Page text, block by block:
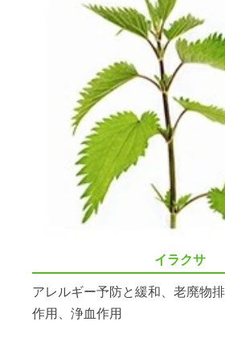
イラクサ
アレルギー予防と緩和、老廃物
作用、浄血作用